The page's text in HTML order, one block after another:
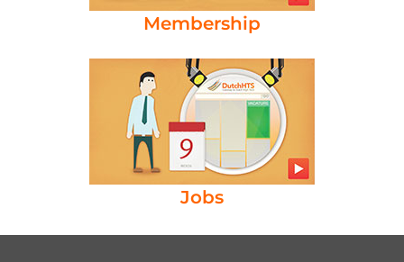
Membership
Jobs